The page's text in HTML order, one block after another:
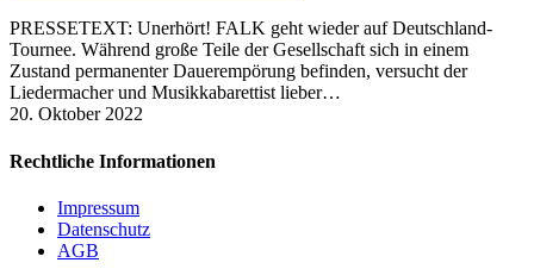
PRESSETEXT: ​Unerhört! FALK geht wieder auf Deutschland-
Tournee. Während große Teile der Gesellschaft sich in einem
Zustand permanenter Dauerempörung befinden, versucht der
Liedermacher und Musikkabarettist lieber…
20. Oktober 2022
Rechtliche Informationen
Impressum
Datenschutz
AGB